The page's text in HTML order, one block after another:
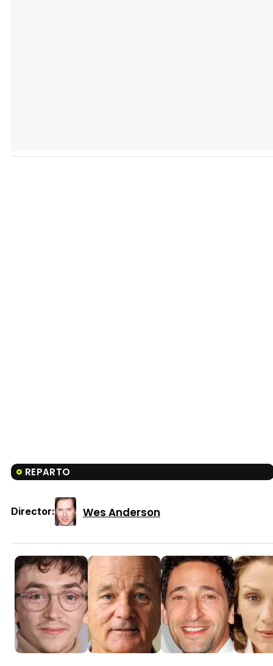
REPARTO
Director: Wes Anderson